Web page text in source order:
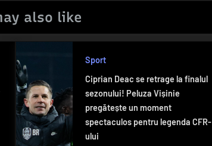
also like
Sport
Ciprian Deac se retrage la finalul
sezonului! Peluza Vișinie
pregătește un moment
spectaculos pentru legenda CFR-
ului